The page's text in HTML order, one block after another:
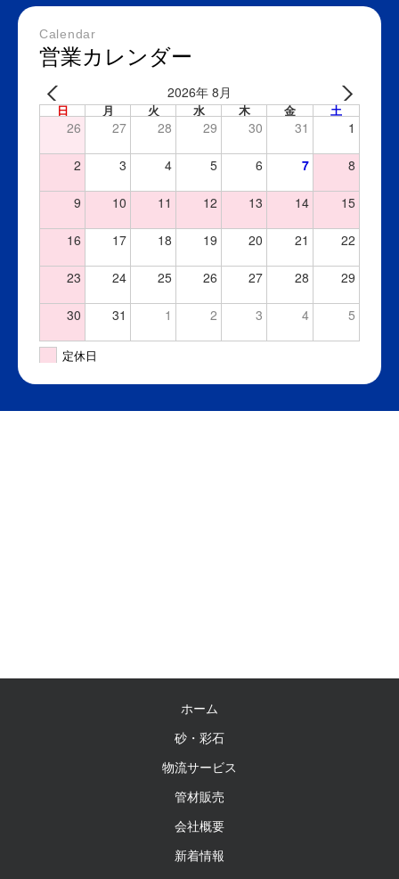
Calendar
営業カレンダー
2026年 8月
日 月 火 水 木 金 土
26 27 28 29 30 31 1
2 3 4 5 6 7 8
9 10 11 12 13 14 15
16 17 18 19 20 21 22
23 24 25 26 27 28 29
30 31 1 2 3 4 5
定休日
ホーム
砂・彩石
物流サービス
管材販売
会社概要
新着情報